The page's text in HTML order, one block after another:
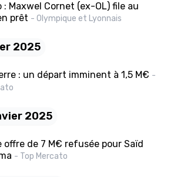
: Maxwel Cornet (ex-OL) file au
prêt - Olympique et Lyonnais
2025
: un départ imminent à 1,5 M€ -
2025
offre de 7 M€ refusée pour Saïd
- Top Mercato